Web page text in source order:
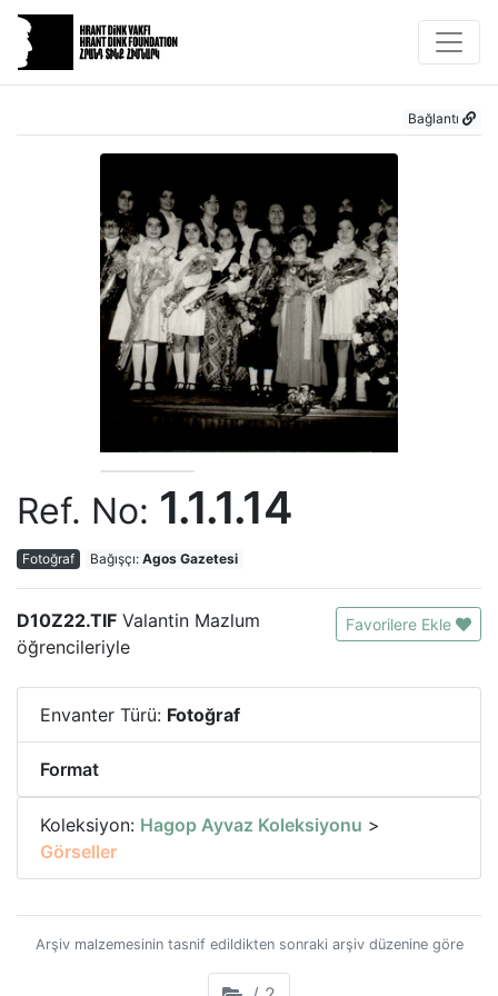
Bağlantı
Ref. No: 1.1.1.14
Fotoğraf Bağışçı: Agos Gazetesi
Favorilere Ekle
D10Z22.TIF Valantin Mazlum
öğrencileriyle
Envanter Türü: Fotoğraf
Format
Koleksiyon: Hagop Ayvaz Koleksiyonu >
Görseller
Arşiv malzemesinin tasnif edildikten sonraki arşiv düzenine göre